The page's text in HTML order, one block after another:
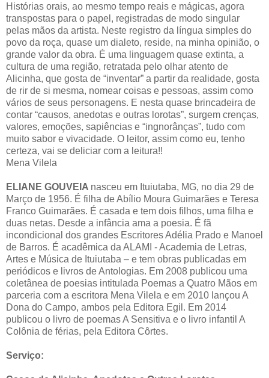
Histórias orais, ao mesmo tempo reais e mágicas, agora
transpostas para o papel, registradas de modo singular
pelas mãos da artista. Neste registro da língua simples do
povo da roça, quase um dialeto, reside, na minha opinião, o
grande valor da obra. É uma linguagem quase extinta, a
cultura de uma região, retratada pelo olhar atento de
Alicinha, que gosta de “inventar” a partir da realidade, gosta
de rir de si mesma, nomear coisas e pessoas, assim como
vários de seus personagens. E nesta quase brincadeira de
contar “causos, anedotas e outras lorotas”, surgem crenças,
valores, emoções, sapiências e “ingnorânças”, tudo com
muito sabor e vivacidade. O leitor, assim como eu, tenho
certeza, vai se deliciar com a leitura!!
Mena Vilela
ELIANE GOUVEIA nasceu em Ituiutaba, MG, no dia 29 de
Março de 1956. É filha de Abílio Moura Guimarães e Teresa
Franco Guimarães. É casada e tem dois filhos, uma filha e
duas netas. Desde a infância ama a poesia. É fã
incondicional dos grandes Escritores Adélia Prado e Manoel
de Barros. É acadêmica da ALAMI - Academia de Letras,
Artes e Música de Ituiutaba – e tem obras publicadas em
periódicos e livros de Antologias. Em 2008 publicou uma
coletânea de poesias intitulada Poemas a Quatro Mãos em
parceria com a escritora Mena Vilela e em 2010 lançou A
Dona do Campo, ambos pela Editora Egil. Em 2014
publicou o livro de poemas A Sensitiva e o livro infantil A
Colônia de férias, pela Editora Côrtes.
Serviço: